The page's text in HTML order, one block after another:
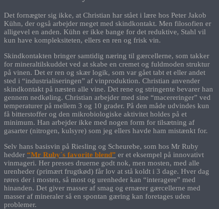
Det fornægter sig ikke, at Christian har stået i lære hos Peter Jakob
Kühn, der også arbejder meget med skindkontakt. Men filosofien er
alligevel en anden. Kühn er ikke bange for det reduktive, Stahl vil
kun have kompleksiteten, ellers en ren og frisk vin.
Skindkontakten bringer samtidig næring til gærcellerne, som takker
for mineraltilskuddet ved at skabe en cremet og fuldmoden struktur
på vinen. Det er ren og skær logik, som var gået tabt et eller andet
sted i “industrialiseringen” af vinproduktion. Christian anvender
skindkontakt på næsten alle vine. Det rene og stringente bevarer han
gennem nedkøling. Christian arbejder med sine “macereringer” ved
temperaturer på mellem 3 og 10 grader. På den måde udvindes kun
få bitterstoffer og den mikrobiologiske aktivitet holdes på et
minimum. Han arbejder ikke med nogen form for tilsætning af
gasarter (nitrogen, kulsyre) som jeg ellers havde ham mistænkt for.
Selv hans basisvin på Riesling og Scheurebe, som hos Mr Ruby
hedder “Mr Ruby´s favorite blend” er et eksempel på innovativt
vinmageri. Her presses druerne godt nok, men mosten, med alle
urenheder (primært frugtkød) får lov at stå koldt i 3 dage. Hver dag
røres der i mosten, så most og urenheder kan “interagere” med
hinanden. Det giver masser af smag og ernærer gærcellerne med
masser af mineraler så en spontan gæring kan foretages uden
problemer.